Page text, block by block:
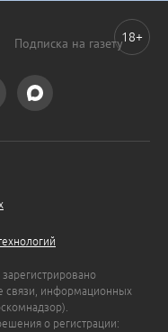
Подписка на газету
связи, информационных
о регистрации:
18+